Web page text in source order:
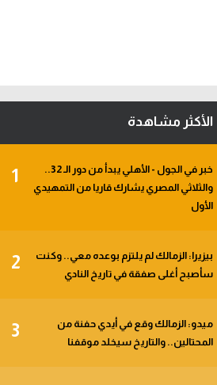
الأكثر مشاهدة
1
خبر في الجول - الأهلي يبدأ من دور الـ 32..
والثلاثي المصري يشارك قاريا من التمهيدي
الأول
2
بيزيرا: الزمالك لم يلتزم بوعده معي.. وكنت
سأصبح أغلى صفقة في تاريخ النادي
3
ميدو: الزمالك وقع في أيدي حفنة من
المحتالين.. والتاريخ سيخلد موقفنا